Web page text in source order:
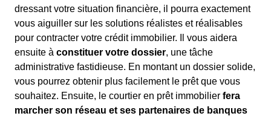
dressant votre situation financière, il pourra exactement
vous aiguiller sur les solutions réalistes et réalisables
pour contracter votre crédit immobilier. Il vous aidera
ensuite à constituer votre dossier, une tâche
administrative fastidieuse. En montant un dossier solide,
vous pourrez obtenir plus facilement le prêt que vous
souhaitez. Ensuite, le courtier en prêt immobilier fera
marcher son réseau et ses partenaires de banques